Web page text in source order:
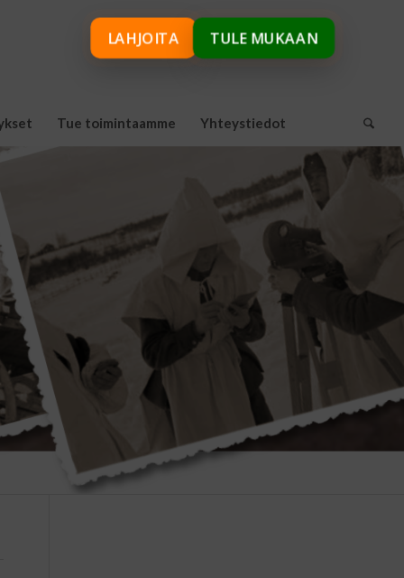
Tue toimintaamme Yhteystiedot
LAHJOITA TULE MUKAAN